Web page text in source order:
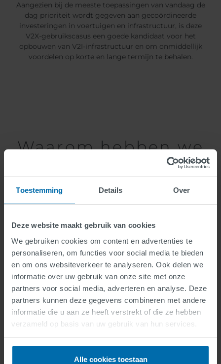
Toestemming Details Over
Deze website maakt gebruik van cookies
We gebruiken cookies om content en advertenties te
personaliseren, om functies voor social media te bieden
en om ons websiteverkeer te analyseren. Ook delen we
informatie over uw gebruik van onze site met onze
partners voor social media, adverteren en analyse. Deze
partners kunnen deze gegevens combineren met andere
informatie die u aan ze heeft verstrekt of die ze hebben
verzameld op basis van uw gebruik van hun services.
Alle cookies toestaan
Aangezien bij de meeste toepassingen van vandaag de
dag prioriteit wordt gegeven aan gecoördineerde
investeringen in voertuigen en infrastructuur, is deze
V2X-gebruikscasus een goede kandidaat voor het
opbouwen van V2I-infrastructuur en om onmiddellijk
voordelen op korte en lange termijn te behalen.
Waarom hebben we
prioritering nodig?
Snellere en veiligere reactie van hulpdiensten
Kruispunten met de voorziening kunnen de
verkeersopstopping door de verkeerslichten
verminderen waardoor hulpvoertuigen sneller door
kunnen rijden.
Bovendien kan op een kruispunt een tegemoetkomende
veiliger is voor de bestuurder van het hulpvoertuig en de
chauffeurs in het tegemoetkomende verkeer die een